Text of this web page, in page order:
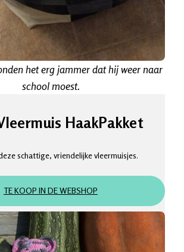
het erg jammer dat hij weer naar
school moest.
HaakPakket
schattige, vriendelijke vleermuisjes.
TE KOOP IN DE WEBSHOP